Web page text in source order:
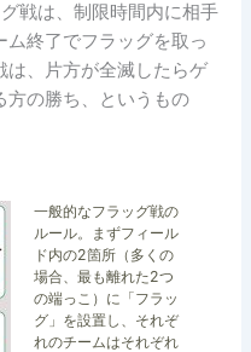
戦は、制限時間内に相手
終了でフラッグを取っ
は、片方が全滅したらゲ
方の勝ち、というもの
一般的なフラッグ戦の
ルール。まずフィール
ド内の2箇所（多くの
場合、最も離れた2つ
の端っこ）に「フラッ
グ」を設置し、それぞ
れのチームはそれぞれ